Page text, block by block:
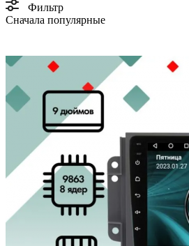
Фильтр
Сначала популярные